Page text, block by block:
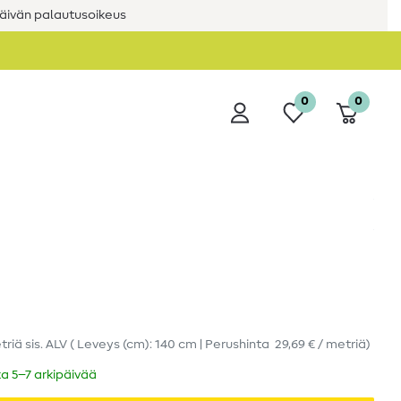
palautusoikeus
0 0
sis. ALV ( Leveys (cm): 140 cm | Perushinta 29,69 € / metriä)
5–7 arkipäivää